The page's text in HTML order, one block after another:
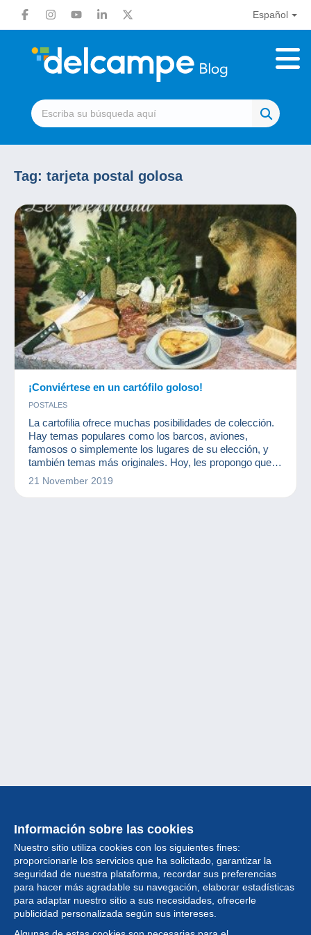
Español
Tag: tarjeta postal golosa
¡Conviértese en un cartófilo goloso!
POSTALES
La cartofilia ofrece muchas posibilidades de colección.
Hay temas populares como los barcos, aviones,
famosos o simplemente los lugares de su elección, y
también temas más originales. Hoy, les propongo que
hablen de tarjetas postales sobre el tema de la cocina.
21 November 2019
Información sobre las cookies
Nuestro sitio utiliza cookies con los siguientes fines:
proporcionarle los servicios que ha solicitado, garantizar la
seguridad de nuestra plataforma, recordar sus preferencias
para hacer más agradable su navegación, elaborar estadísticas
para adaptar nuestro sitio a sus necesidades, ofrecerle
publicidad personalizada según sus intereses.
Colección